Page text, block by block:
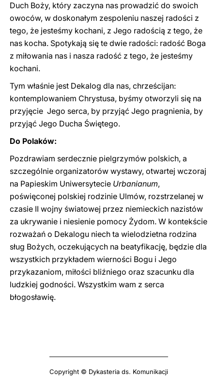
Duch Boży, który zaczyna nas prowadzić do swoich
owoców, w doskonałym zespoleniu naszej radości z
tego, że jesteśmy kochani, z Jego radością z tego, że
nas kocha. Spotykają się te dwie radości: radość Boga
z miłowania nas i nasza radość z tego, że jesteśmy
kochani.
Tym właśnie jest Dekalog dla nas, chrześcijan:
kontemplowaniem Chrystusa, byśmy otworzyli się na
przyjęcie Jego serca, by przyjąć Jego pragnienia, by
przyjąć Jego Ducha Świętego.
Do Polaków:
Pozdrawiam serdecznie pielgrzymów polskich, a
szczególnie organizatorów wystawy, otwartej wczoraj
na Papieskim Uniwersytecie Urbanianum,
poświęconej polskiej rodzinie Ulmów, rozstrzelanej w
czasie II wojny światowej przez niemieckich nazistów
za ukrywanie i niesienie pomocy Żydom. W kontekście
rozważań o Dekalogu niech ta wielodzietna rodzina
sług Bożych, oczekujących na beatyfikację, będzie dla
wszystkich przykładem wierności Bogu i Jego
przykazaniom, miłości bliźniego oraz szacunku dla
ludzkiej godności. Wszystkim wam z serca
błogosławię.
Copyright © Dykasteria ds. Komunikacji